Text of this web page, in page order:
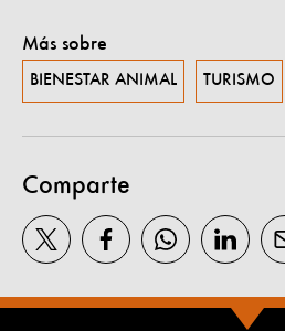
Más sobre
BIENESTAR ANIMAL TURISMO
Comparte